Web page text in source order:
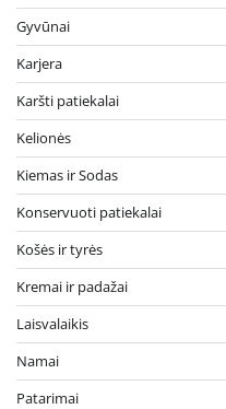
Gyvūnai
Karjera
Karšti patiekalai
Kelionės
Kiemas ir Sodas
Konservuoti patiekalai
Košės ir tyrės
Kremai ir padažai
Laisvalaikis
Namai
Patarimai